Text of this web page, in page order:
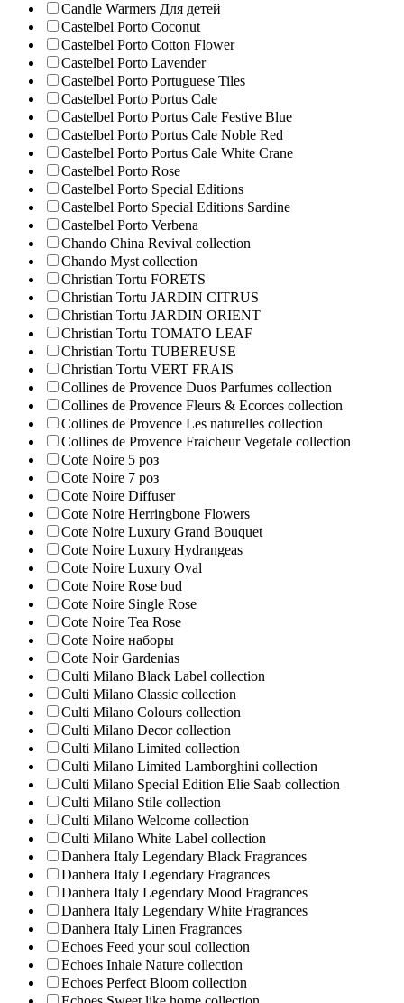
Candle Warmers Для детей
Castelbel Porto Coconut
Castelbel Porto Cotton Flower
Castelbel Porto Lavender
Castelbel Porto Portuguese Tiles
Castelbel Porto Portus Cale
Castelbel Porto Portus Cale Festive Blue
Castelbel Porto Portus Cale Noble Red
Castelbel Porto Portus Cale White Crane
Castelbel Porto Rose
Castelbel Porto Special Editions
Castelbel Porto Special Editions Sardine
Castelbel Porto Verbena
Chando China Revival collection
Chando Myst collection
Christian Tortu FORETS
Christian Tortu JARDIN CITRUS
Christian Tortu JARDIN ORIENT
Christian Tortu TOMATO LEAF
Christian Tortu TUBEREUSE
Christian Tortu VERT FRAIS
Collines de Provence Duos Parfumes collection
Collines de Provence Fleurs & Ecorces collection
Collines de Provence Les naturelles collection
Collines de Рrovencе Fraicheur Vegetale collection
Cote Noire 5 роз
Cote Noire 7 роз
Cote Noire Diffuser
Cote Noire Herringbone Flowers
Cote Noire Luxury Grand Bouquet
Cote Noire Luxury Hydrangeas
Cote Noire Luxury Oval
Cote Noire Rose bud
Cote Noire Single Rose
Cote Noire Tea Rose
Cote Noire наборы
Cote Noir Gardenias
Culti Milano Black Label collection
Culti Milano Classic collection
Culti Milano Colours collection
Culti Milano Decor collection
Culti Milano Limited collection
Culti Milano Limited Lamborghini collection
Culti Milano Special Edition Elie Saab collection
Culti Milano Stile collection
Culti Milano Welcome collection
Culti Milano White Label collection
Danhera Italy Legendary Black Fragrances
Danhera Italy Legendary Fragrances
Danhera Italy Legendary Mood Fragrances
Danhera Italy Legendary White Fragrances
Danhera Italy Linen Fragrances
Echoes Feed your soul collection
Echoes Inhale Nature collection
Echoes Perfect Bloom collection